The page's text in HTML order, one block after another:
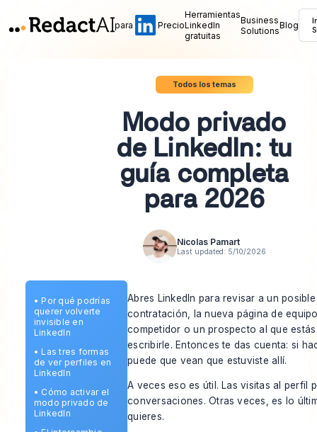
para Precio
Herramientas
LinkedIn
gratuitas
Business
SolutionsBlog
Todos los temas
Modo privado
de LinkedIn: tu
guía completa
para 2026
Nicolas Pamart
Last updated: 5/10/2026
• Por qué podrías
querer volverte
invisible en
LinkedIn
• Las tres formas
de ver perfiles en
LinkedIn
• Cómo activar el
modo privado de
LinkedIn
Abres LinkedIn para revisar a un
contratación, la nueva página de
competidor o un prospecto al que
escribirle. Entonces te das cuenta: si
puede que vean que estuviste allí.
A veces eso es útil. Las visitas al perfil
conversaciones. Otras veces, es lo
quieres.